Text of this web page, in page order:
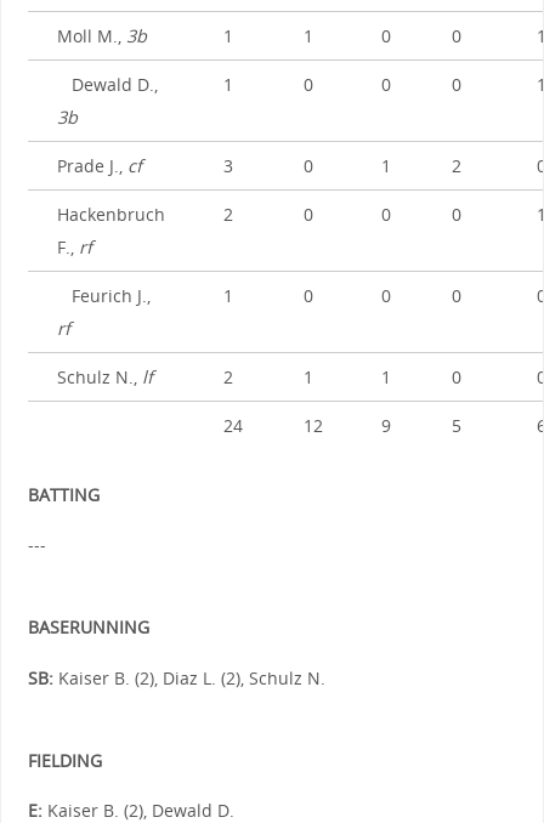
Moll M., 3b 1 1 0 0
Dewald D.,
3b
1 0 0 0
Prade J., cf 3 0 1 2
Hackenbruch
F., rf
2 0 0 0
Feurich J.,
rf
1 0 0 0
Schulz N., lf 2 1 1 0
24 12 9 5
BATTING
---
BASERUNNING
SB:Kaiser B. (2), Diaz L. (2), Schulz N.
FIELDING
E:Kaiser B. (2), Dewald D.